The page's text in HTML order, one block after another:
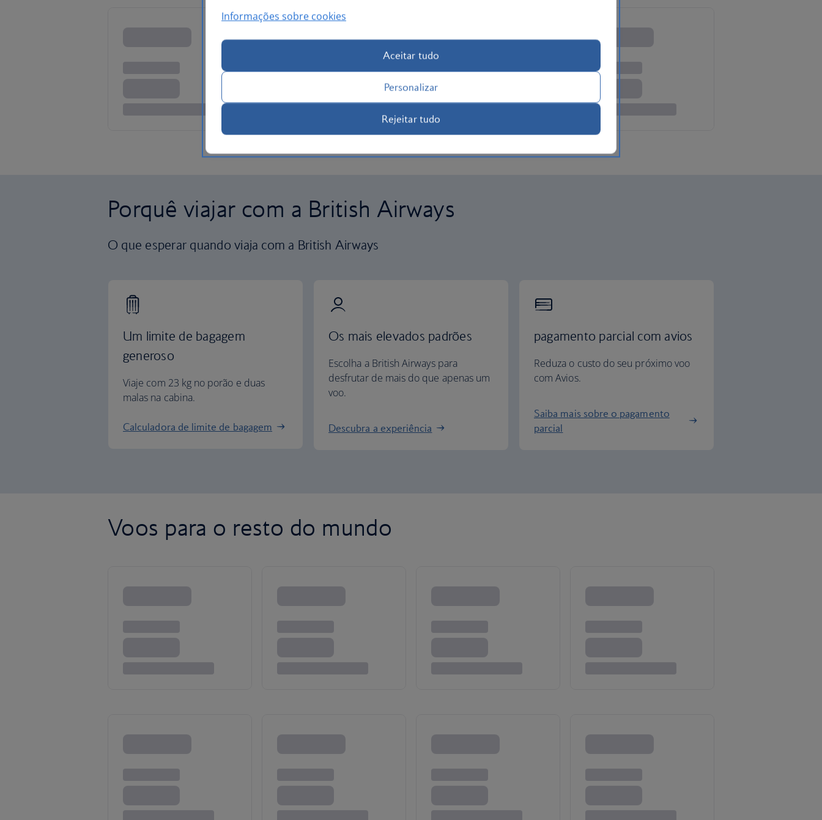
Porquê viajar com a British Airways
O que esperar quando viaja com a British Airways
Um limite de bagagem
generoso
Viaje com 23 kg no porão e duas
malas na cabina.
Calculadora de limite de bagagem
Os mais elevados padrões
Escolha a British Airways para
desfrutar de mais do que apenas um
voo.
Descubra a experiência
pagamento parcial com avios
Reduza o custo do seu próximo voo
com Avios.
Saiba mais sobre o pagamento
parcial
Voos para o resto do mundo
Informações sobre cookies
Aceitar tudo
Personalizar
Rejeitar tudo